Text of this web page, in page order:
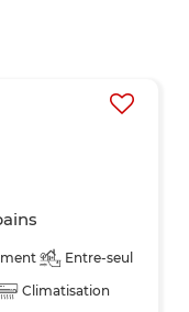
Entre-seul
Climatisation